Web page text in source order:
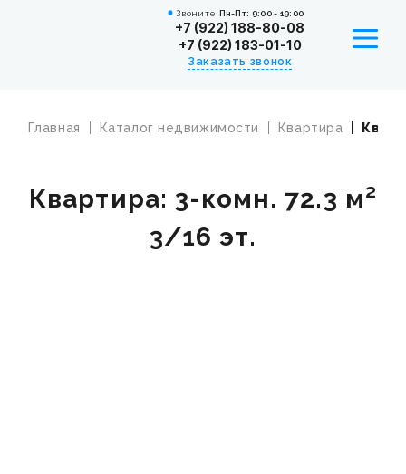
Звоните Пн-Пт: 9:00 - 19:00
+7 (922) 188-80-08
+7 (922) 183-01-10
Заказать звонок
УСЛУГИ
Главная Каталог недвижимости Квартира
Квартира: 3-комн. 72.3 м²
3/16 эт.